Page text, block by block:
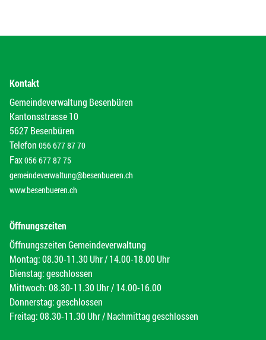
Kontakt
Gemeindeverwaltung Besenbüren
Kantonsstrasse 10
5627 Besenbüren
Telefon 056 677 87 70
Fax056 677 87 75
gemeindeverwaltung@besenbueren.ch
www.besenbueren.ch
Öffnungszeiten
Öffnungszeiten Gemeindeverwaltung
Montag: 08.30-11.30 Uhr / 14.00-18.00 Uhr
Dienstag: geschlossen
Mittwoch: 08.30-11.30 Uhr / 14.00-16.00
Donnerstag: geschlossen
Freitag: 08.30-11.30 Uhr / Nachmittag geschlossen